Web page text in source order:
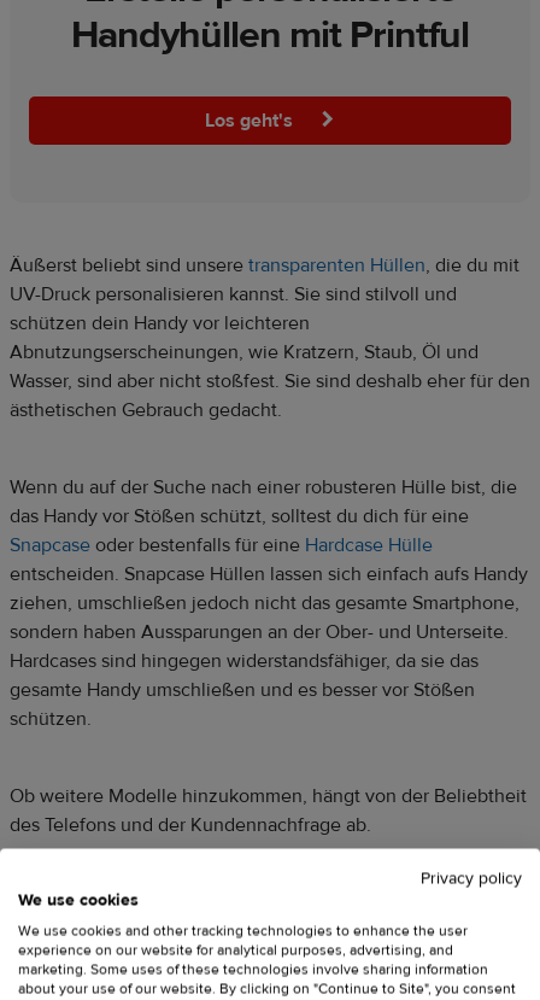
Handyhüllen mit Printful
Los geht's
Äußerst beliebt sind unsere transparenten Hüllen, die du mit
UV-Druck personalisieren kannst. Sie sind stilvoll und
schützen dein Handy vor leichteren
Abnutzungserscheinungen, wie Kratzern, Staub, Öl und
Wasser, sind aber nicht stoßfest. Sie sind deshalb eher für den
ästhetischen Gebrauch gedacht.
Wenn du auf der Suche nach einer robusteren Hülle bist, die
das Handy vor Stößen schützt, solltest du dich für eine
Snapcase oder bestenfalls für eine Hardcase Hülle
entscheiden. Snapcase Hüllen lassen sich einfach aufs Handy
ziehen, umschließen jedoch nicht das gesamte Smartphone,
sondern haben Aussparungen an der Ober- und Unterseite.
Hardcases sind hingegen widerstandsfähiger, da sie das
gesamte Handy umschließen und es besser vor Stößen
schützen.
Ob weitere Modelle hinzukommen, hängt von der Beliebtheit
des Telefons und der Kundennachfrage ab.
Privacy policy
We use cookies
We use cookies and other tracking technologies to enhance the user
experience on our website for analytical purposes, advertising, and
marketing. Some uses of these technologies involve sharing information
about your use of our website. By clicking on "Continue to Site", you consent